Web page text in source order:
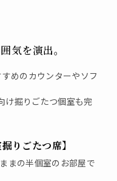
気を演出。
めのカウンターやソフ
け掘りごたつ個室も完
掘りごたつ席】
まの半個室のお部屋で